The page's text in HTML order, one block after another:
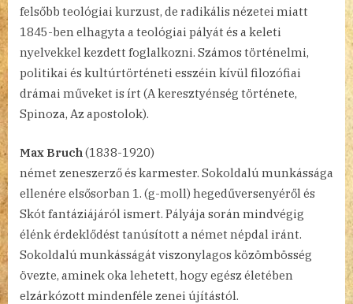
felsőbb teológiai kurzust, de radikális nézetei miatt
1845-ben elhagyta a teológiai pályát és a keleti
nyelvekkel kezdett foglalkozni. Számos történelmi,
politikai és kultúrtörténeti esszéin kívül filozófiai
drámai műveket is írt (A keresztyénség története,
Spinoza, Az apostolok).
Max Bruch(1838-1920)
német zeneszerző és karmester. Sokoldalú munkássága
ellenére elsősorban 1. (g-moll) hegedűversenyéről és
Skót fantáziájáról ismert. Pályája során mindvégig
élénk érdeklődést tanúsított a német népdal iránt.
Sokoldalú munkásságát viszonylagos közömbösség
övezte, aminek oka lehetett, hogy egész életében
elzárkózott mindenféle zenei újítástól.